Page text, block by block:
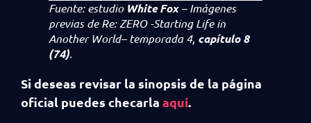
Fuente: estudio White Fox– Imágenes
previas deRe: ZERO -Starting Life in
Another World– temporada 4, capítulo 8
(74).
Si deseas revisar la sinopsis de la página
oficial puedes checarla aquí.